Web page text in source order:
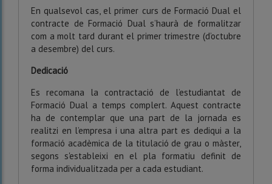
En qualsevol cas, el primer curs de Formació Dual el
contracte de Formació Dual s’haurà de formalitzar
com a molt tard durant el primer trimestre (d’octubre
a desembre) del curs.
Dedicació
Es recomana la contractació de l’estudiantat de
Formació Dual a temps complert. Aquest contracte
ha de contemplar que una part de la jornada es
realitzi en l’empresa i una altra part es dediqui a la
formació acadèmica de la titulació de grau o màster,
segons s'estableixi en el pla formatiu definit de
forma individualitzada per a cada estudiant.